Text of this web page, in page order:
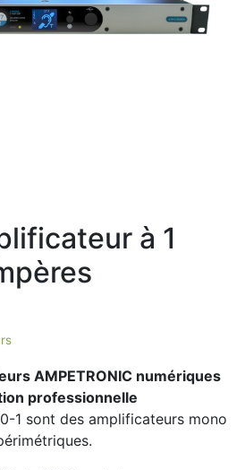
à 1
AMPETRONIC numériques
professionnelle
1 sont des amplificateurs mono